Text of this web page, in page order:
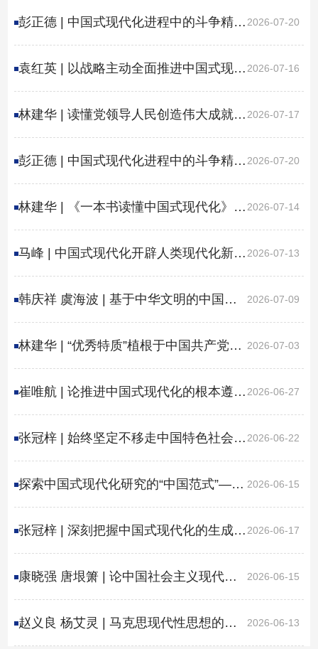
化的重要论述
于物和投资于人紧密结合的时代价值、
核心要义与实践路径
彭正德 | 中国式现代化进程中的斗争精神
及其实践机制
2026-07-20
袁红英 | 以战略主动全面推进中国式现代
化
2026-07-16
林建华 | 读懂党领导人民创造伟大成就的
历史必然
2026-07-17
彭正德 | 中国式现代化进程中的斗争精神
及其实践机制
2026-07-20
林建华 | 《一本书读懂中国式现代化》
越南文版序
2026-07-14
马峰 | 中国式现代化开辟人类现代化新图
景
2026-07-13
韩庆祥 虞海波 | 基于中华文明的中国式
现代化范式
2026-07-09
林建华 | “优秀特质”植根于中国共产党的
根本性质中
2026-07-03
崔唯航 | 论推进中国式现代化的根本遵循
——学习习近平总书记关于中国式现代
化的重要论述
2026-06-27
张冠梓 | 始终坚定不移走中国特色社会主
义这条人间正道
2026-06-22
探索中国式现代化研究的“中国范式”——
全国政协委员张冠梓谈《中国范式：中
国式现代化自主知识...
2026-06-15
张冠梓 | 深刻把握中国式现代化的生成逻
辑
2026-06-17
康晓强 唐垠箫 | 论中国社会主义现代化
发展的“阶梯式”特征
2026-06-15
赵义良 杨艾灵 | 马克思现代性思想的变 2026-06-13